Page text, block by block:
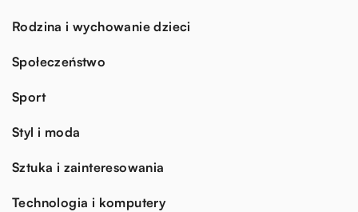
Rodzina i wychowanie dzieci
Społeczeństwo
Sport
Styl i moda
Sztuka i zainteresowania
Technologia i komputery